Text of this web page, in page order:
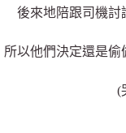
後來地陪跟司機討
所以他們決定還是
(